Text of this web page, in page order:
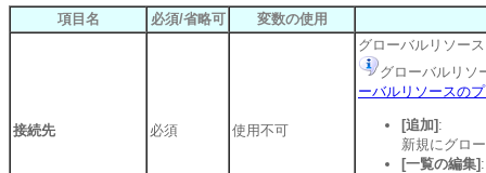
項目名 必須/省略可 変数の使用
接続先 必須 使用不可
グローバルリソー
グローバルリソ
ーバルリソースの
[追加] :
新規にグロ
[一覧の編集] :